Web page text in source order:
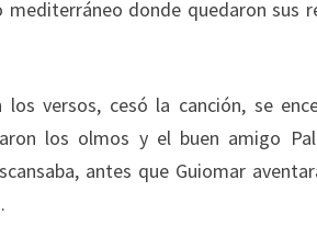
mediterráneo donde quedaron sus
los versos, cesó la canción, se
los olmos y el buen amigo
antes que Guiomar